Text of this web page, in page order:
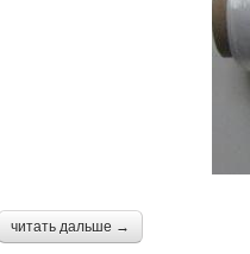
читать дальше →